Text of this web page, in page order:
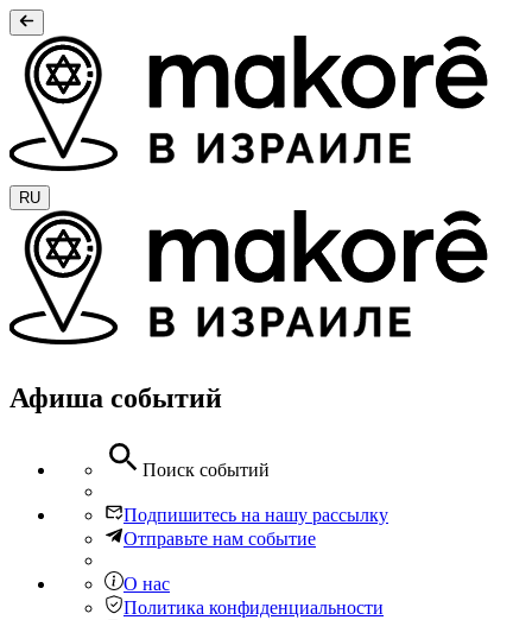
RU
Афиша событий
Поиск событий
Подпишитесь на нашу рассылку
Отправьте нам событие
О нас
Политика конфиденциальности